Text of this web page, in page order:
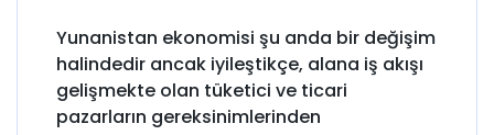
Yunanistan ekonomisi şu anda bir değişim
halindedir ancak iyileştikçe, alana iş akışı
gelişmekte olan tüketici ve ticari
pazarların gereksinimlerinden